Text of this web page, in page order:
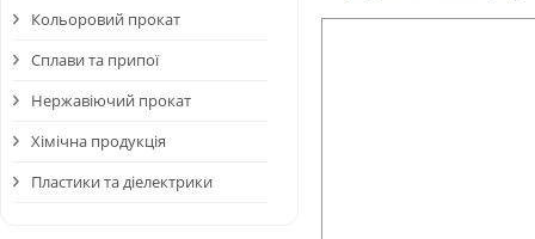
Кольоровий прокат
Сплави та припої
Нержавіючий прокат
Хімічна продукція
Пластики та діелектрики